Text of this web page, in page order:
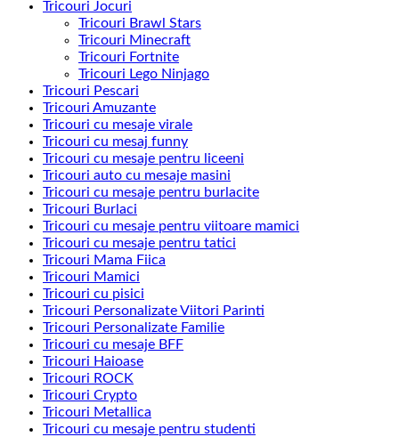
Tricouri Jocuri
Tricouri Brawl Stars
Tricouri Minecraft
Tricouri Fortnite
Tricouri Lego Ninjago
Tricouri Pescari
Tricouri Amuzante
Tricouri cu mesaje virale
Tricouri cu mesaj funny
Tricouri cu mesaje pentru liceeni
Tricouri auto cu mesaje masini
Tricouri cu mesaje pentru burlacite
Tricouri Burlaci
Tricouri cu mesaje pentru viitoare mamici
Tricouri cu mesaje pentru tatici
Tricouri Mama Fiica
Tricouri Mamici
Tricouri cu pisici
Tricouri Personalizate Viitori Parinti
Tricouri Personalizate Familie
Tricouri cu mesaje BFF
Tricouri Haioase
Tricouri ROCK
Tricouri Crypto
Tricouri Metallica
Tricouri cu mesaje pentru studenti